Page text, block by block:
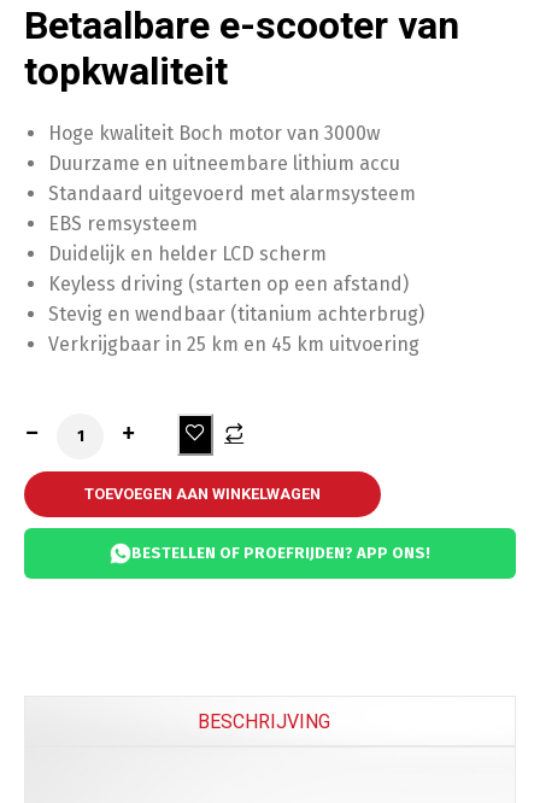
Betaalbare e-scooter van
topkwaliteit
Hoge kwaliteit Boch motor van 3000w
Duurzame en uitneembare lithium accu
Standaard uitgevoerd met alarmsysteem
EBS remsysteem
Duidelijk en helder LCD scherm
Keyless driving (starten op een afstand)
Stevig en wendbaar (titanium achterbrug)
Verkrijgbaar in 25 km en 45 km uitvoering
TOEVOEGEN AAN WINKELWAGEN
BESTELLEN OF PROEFRIJDEN? APP ONS!
BESCHRIJVING